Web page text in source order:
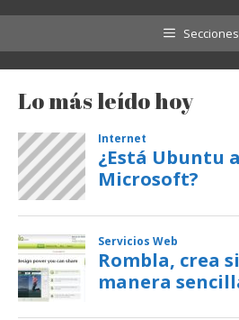
Secciones
Lo más leído hoy